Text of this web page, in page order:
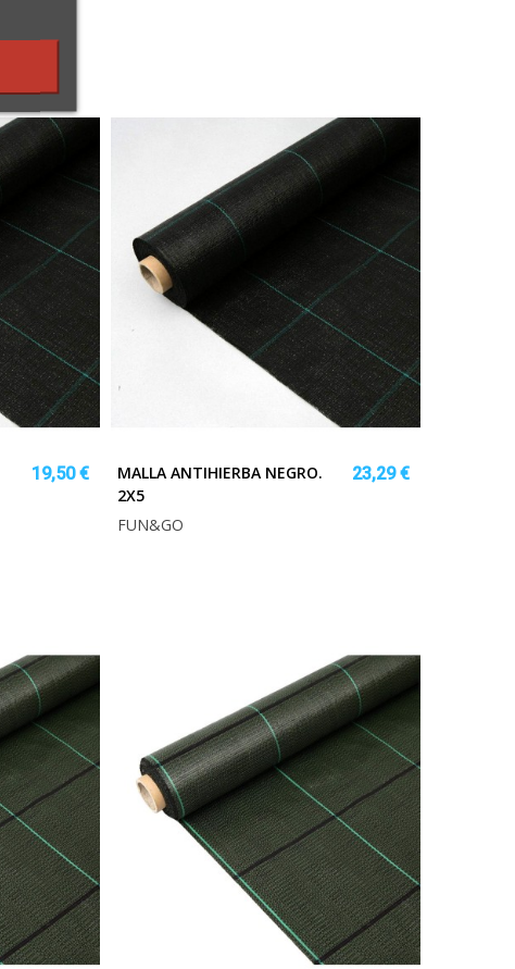
19,50 €
MALLA ANTIHIERBA NEGRO.
2X5
23,29 €
FUN&GO